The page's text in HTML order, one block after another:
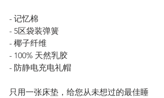
- 记忆棉
- 5区袋装弹簧
- 椰子纤维
- 100% 天然乳胶
- 防静电充电礼帽
只用一张床垫，给您从未想过的最佳睡